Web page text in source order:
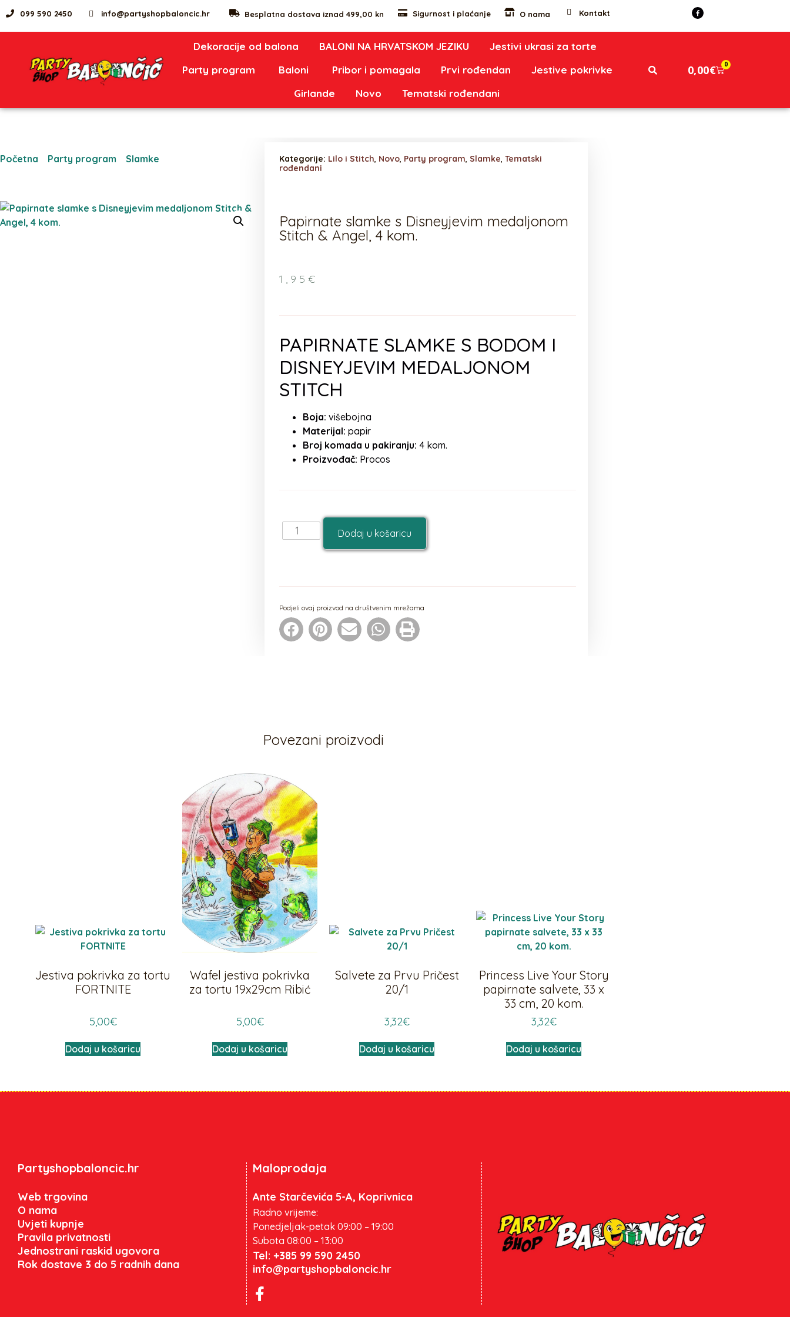
099 590 2450 info@partyshopbaloncic.hr Besplatna dostava iznad 499,00 kn Sigurnost i plaćanje O nama Kontakt
Dekoracije od balona BALONI NA HRVATSKOM JEZIKU
Jestivi ukrasi za torte
Party program
Baloni Pribor i pomagala Prvi rođendan
Jestive pokrivke
Girlande
Novo Tematski rođendani
0,00€ 0
Početna Party program Slamke Kategorije: Lilo i Stitch, Novo, Party program, Slamke, Tematski
rođendani
Papirnate slamke s Disneyjevim medaljonom
Stitch & Angel, 4 kom.
1,95 €
PAPIRNATE SLAMKE S BODOM I
DISNEYJEVIM MEDALJONOM
STITCH
Boja: višebojna
Materijal: papir
Broj komada u pakiranju: 4 kom.
Proizvođač: Procos
Dodaj u košaricu
Podjeli ovaj proizvod na društvenim mrežama
Povezani proizvodi
Jestiva pokrivka za tortu
FORTNITE
5,00€
Dodaj u košaricu
Wafel jestiva pokrivka
za tortu 19x29cm Ribić
5,00€
Dodaj u košaricu
Salvete za Prvu Pričest
20/1
3,32€
Dodaj u košaricu
Princess Live Your Story
papirnate salvete, 33 x
33 cm, 20 kom.
3,32€
Dodaj u košaricu
Partyshopbaloncic.hr
Web trgovina
O nama
Uvjeti kupnje
Pravila privatnosti
Jednostrani raskid ugovora
Rok dostave 3 do 5 radnih dana
Maloprodaja
Ante Starčevića 5-A, Koprivnica
Radno vrijeme:
Ponedjeljak-petak 09:00 – 19:00
Subota 08:00 – 13:00
Tel: +385 99 590 2450
info@partyshopbaloncic.hr